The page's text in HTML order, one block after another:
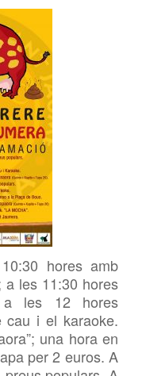
hores amb
a les 11:30 hores
les 12 hores
cau i el karaoke.
una hora en
per 2 euros. A